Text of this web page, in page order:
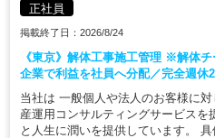
正社員
掲載終了日：2026/8/24
《東京》解体工事施工管理 ※解体
企業で利益を社員へ分配／完全週休2
当社は 一般個人や法人のお客様に
産運用コンサルティングサービスを
と人生に潤いを提供しています。